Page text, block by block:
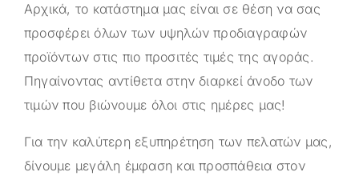
Αρχικά, το κατάστημα μας είναι σε θέση να σας
προσφέρει όλων των υψηλών προδιαγραφών
προϊόντων στις πιο προσιτές τιμές της αγοράς.
Πηγαίνοντας αντίθετα στην διαρκεί άνοδο των
τιμών που βιώνουμε όλοι στις ημέρες μας!
Για την καλύτερη εξυπηρέτηση των πελατών μας,
δίνουμε μεγάλη έμφαση και προσπάθεια στον